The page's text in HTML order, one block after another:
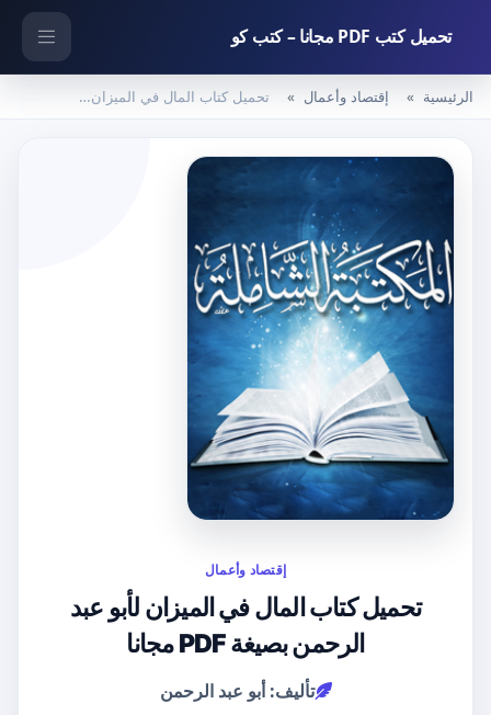
تحميل كتب PDF مجانا – كتب كو
الرئيسية إقتصاد وأعمال تحميل كتاب المال في الميزان لأبو عبد الرحمن بصيغة PDF مجانا
إقتصاد وأعمال
تحميل كتاب المال في الميزان لأبو عبد
الرحمن بصيغة PDF مجانا
تأليف: أبو عبد الرحمن